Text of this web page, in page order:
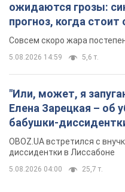
ожидаются грозы:
прогноз, когда
изменения погоды
Совсем скоро жара
5.08.2026 14:59 5,6 т.
"Или, может, я
Елена Зарецкая – об
бабушки-
Горской, критике
бегстве в
детьми
OBOZ.UA встретился с
диссидентки в Лиссабоне
5.08.2026 04:00 25,7 т.